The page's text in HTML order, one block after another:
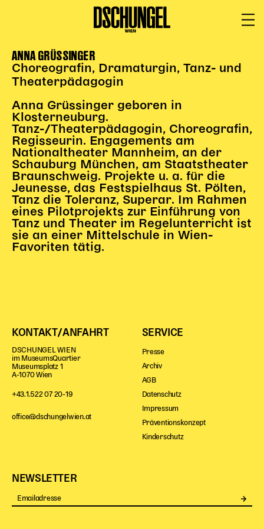
PROGRAMM
Spielplan
Festivals
Wild & Schön Festival
Gastspiele
Extras
Available for Touring
Archiv
MITSPIELEN
Kinder-Redaktion
Junge Kunst
Next Generation
Angewandte + DSCHUNGEL WIEN
Kunst + Wissen
ANNA GRÜSSINGER
Choreografin, Dramaturgin, Tanz- und
Theaterpädagogin
Anna Grüssinger geboren in
Klosterneuburg.
Tanz-/Theaterpädagogin, Choreografin,
Regisseurin. Engagements am
Nationaltheater Mannheim, an der
Schauburg München, am Staatstheater
Braunschweig. Projekte u. a. für die
Jeunesse, das Festspielhaus St. Pölten,
Tanz die Toleranz, Superar. Im Rahmen
eines Pilotprojekts zur Einführung von
Tanz und Theater im Regelunterricht ist
sie an einer Mittelschule in Wien-
Favoriten tätig.
KONTAKT/ANFAHRT
DSCHUNGEL WIEN
im MuseumsQuartier
Museumsplatz 1
A-1070 Wien
+43.1.522 07 20-19
office@dschungelwien.at
SERVICE
Presse
Archiv
AGB
Datenschutz
Impressum
Präventionskonzept
Kinderschutz
NEWSLETTER